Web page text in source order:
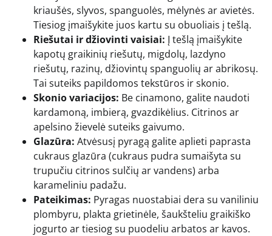
kriaušės, slyvos, spanguolės, mėlynės ar avietės.
Tiesiog įmaišykite juos kartu su obuoliais į tešlą.
Riešutai ir džiovinti vaisiai: Į tešlą įmaišykite
kapotų graikinių riešutų, migdolų, lazdyno
riešutų, razinų, džiovintų spanguolių ar abrikosų.
Tai suteiks papildomos tekstūros ir skonio.
Skonio variacijos: Be cinamono, galite naudoti
kardamoną, imbierą, gvazdikėlius. Citrinos ar
apelsino žievelė suteiks gaivumo.
Glazūra: Atvėsusį pyragą galite aplieti paprasta
cukraus glazūra (cukraus pudra sumaišyta su
trupučiu citrinos sulčių ar vandens) arba
karameliniu padažu.
Pateikimas: Pyragas nuostabiai dera su vaniliniu
plombyru, plakta grietinėle, šaukšteliu graikiško
jogurto ar tiesiog su puodeliu arbatos ar kavos.